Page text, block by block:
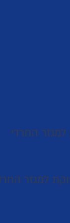
החרדי
למגזר